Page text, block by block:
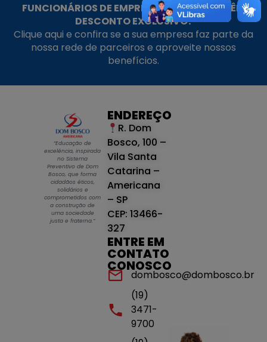
FUNCIONÁRIOS DE EMPRESAS PARCEIRAS TÊM
DESCONTO EXCLUSIVO!
Clique aqui e confira se a sua empresa faz parte da
nossa rede de parceiros e aproveite nossos
benefícios.
“Educação de
excelência, inspirada
no Sistema
Preventivo de Dom
Bosco, que forma
cidadãos éticos,
solidários e
comprometidos com
a construção de
uma sociedade
justa e fraterna.”
ENDEREÇO
R. Dom
Bosco, 100 –
Vila Santa
Catarina –
Americana
– SP
CEP: 13466-
327
ENTRE EM
CONTATO
CONOSCO
dombosco@dombosco.br
(19)
3471-
9700